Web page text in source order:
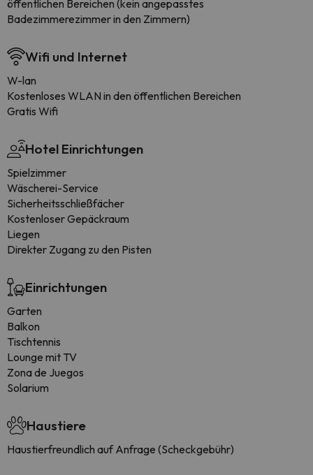
öffentlichen Bereichen (kein angepasstes
Badezimmerezimmer in den Zimmern)
Wifi und Internet
W-lan
Kostenloses WLAN in den öffentlichen Bereichen
Gratis Wifi
Hotel Einrichtungen
Spielzimmer
Wäscherei-Service
Sicherheitsschließfächer
Kostenloser Gepäckraum
Liegen
Direkter Zugang zu den Pisten
Einrichtungen
Garten
Balkon
Tischtennis
Lounge mit TV
Zona de Juegos
Solarium
Haustiere
Haustierfreundlich auf Anfrage (Scheckgebühr)